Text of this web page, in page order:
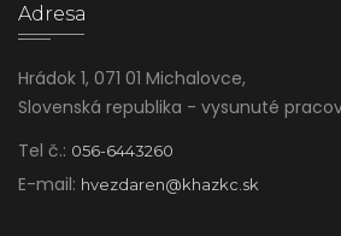
Adresa
Hrádok 1, 071 01 Michalovce,
Slovenská republika - vysunuté
Tel č.: 056-6443260
E-mail: hvezdaren@khazkc.sk